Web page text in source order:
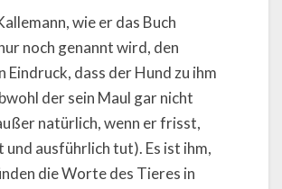
wie er das Buch
noch genannt wird, den
Eindruck, dass der Hund zu ihm
der sein Maul gar nicht
natürlich, wenn er frisst,
und ausführlich tut). Es ist ihm,
die Worte des Tieres in